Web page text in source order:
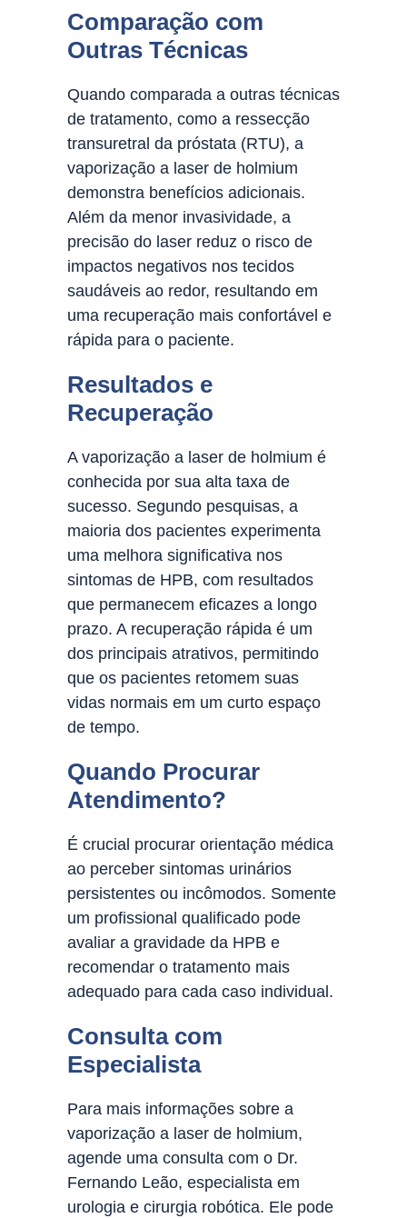
Comparação com
Outras Técnicas
Quando comparada a outras técnicas
de tratamento, como a ressecção
transuretral da próstata (RTU), a
vaporização a laser de holmium
demonstra benefícios adicionais.
Além da menor invasividade, a
precisão do laser reduz o risco de
impactos negativos nos tecidos
saudáveis ao redor, resultando em
uma recuperação mais confortável e
rápida para o paciente.
Resultados e
Recuperação
A vaporização a laser de holmium é
conhecida por sua alta taxa de
sucesso. Segundo pesquisas, a
maioria dos pacientes experimenta
uma melhora significativa nos
sintomas de HPB, com resultados
que permanecem eficazes a longo
prazo. A recuperação rápida é um
dos principais atrativos, permitindo
que os pacientes retomem suas
vidas normais em um curto espaço
de tempo.
Quando Procurar
Atendimento?
É crucial procurar orientação médica
ao perceber sintomas urinários
persistentes ou incômodos. Somente
um profissional qualificado pode
avaliar a gravidade da HPB e
recomendar o tratamento mais
adequado para cada caso individual.
Consulta com
Especialista
Para mais informações sobre a
vaporização a laser de holmium,
agende uma consulta com o Dr.
Fernando Leão, especialista em
urologia e cirurgia robótica. Ele pode